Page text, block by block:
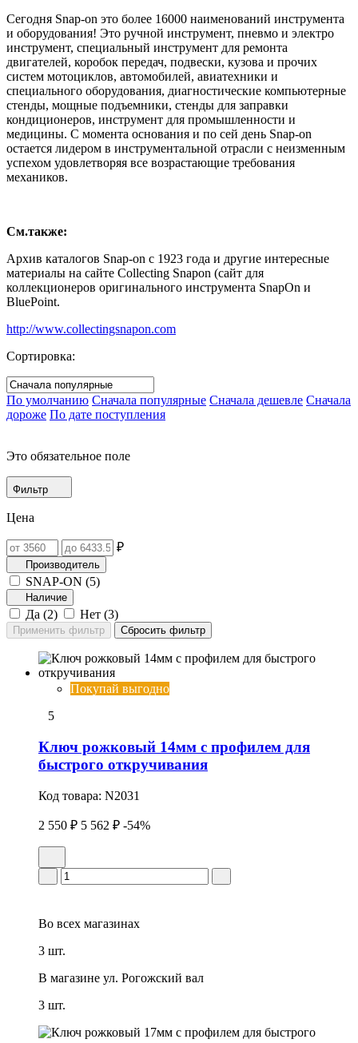
Сегодня Snap-on это более 16000 наименований инструмента
и оборудования! Это ручной инструмент, пневмо и электро
инструмент, специальный инструмент для ремонта
двигателей, коробок передач, подвески, кузова и прочих
систем мотоциклов, автомобилей, авиатехники и
специального оборудования, диагностические компьютерные
стенды, мощные подъемники, стенды для заправки
кондиционеров, инструмент для промышленности и
медицины. С момента основания и по сей день Snap-on
остается лидером в инструментальной отрасли с неизменным
успехом удовлетворяя все возрастающие требования
механиков.
См.также:
Архив каталогов Snap-on с 1923 года и другие интересные
материалы на сайте Collecting Snapon (сайт для
коллекционеров оригинального инструмента SnapOn и
BluePoint.
http://www.collectingsnapon.com
Сортировка:
По умолчанию Сначала популярные Сначала дешевле Сначала
дороже По дате поступления
Это обязательное поле
Фильтр
Цена
₽
Производитель
SNAP-ON (5)
Наличие
Да (2) Нет (3)
Покупай выгодно
5
Ключ рожковый 14мм с профилем для
быстрого откручивания
Код товара: N2031
2 550 ₽ 5 562 ₽ -54%
Во всех магазинах
3 шт.
В магазине ул. Рогожский вал
3 шт.